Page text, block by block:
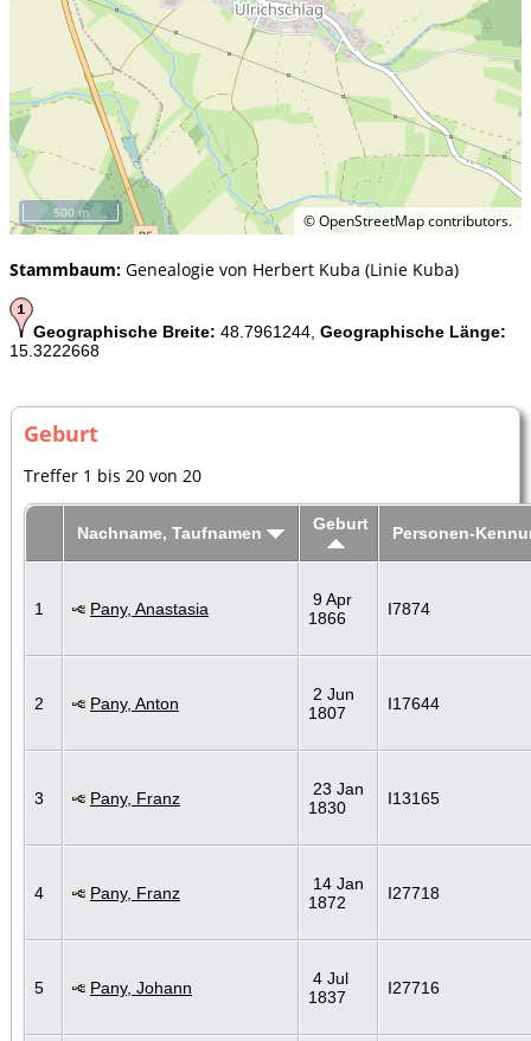
©OpenStreetMapcontributors.
500 m
Stammbaum: Genealogie von Herbert Kuba (Linie Kuba)
Geographische Breite: 48.7961244, Geographische Länge:
15.3222668
Geburt
Treffer 1 bis 20 von 20
Nachname, Taufnamen Geburt Personen-
1 Pany, Anastasia
9 Apr
1866
I7874
2 Pany, Anton
2 Jun
1807
I17644
3 Pany, Franz
23 Jan
1830
I13165
4 Pany, Franz
14 Jan
1872
I27718
5 Pany, Johann
4 Jul
1837
I27716